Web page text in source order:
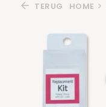
TERUG HOME